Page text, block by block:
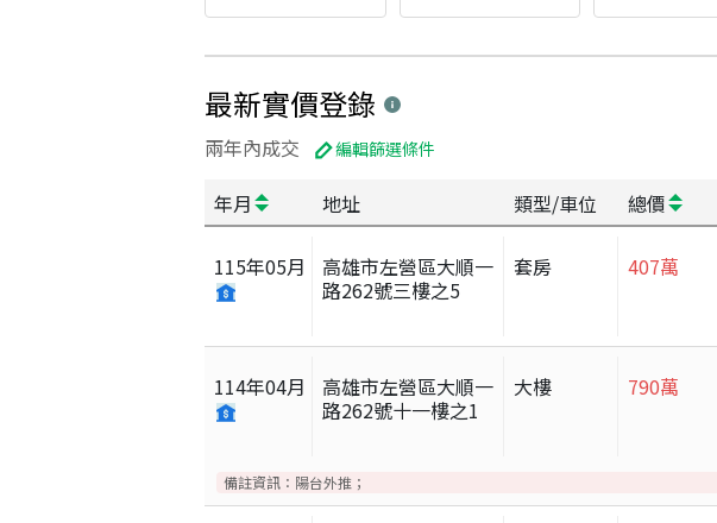
最新實價登錄
兩年內成交 編輯篩選條件
年月 地址 類型/車位 總價
115年05月
高雄市左營區大順一
路262號三樓之5
套房 407萬
114年04月
高雄市左營區大順一
路262號十一樓之1
大樓 790萬
備註資訊： 陽台外推；